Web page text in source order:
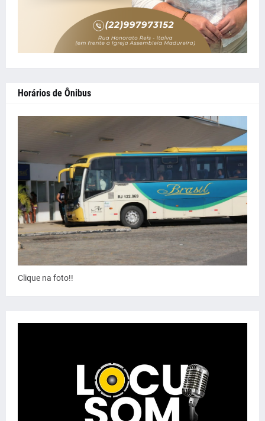
Horários de Ônibus
Clique na foto!!